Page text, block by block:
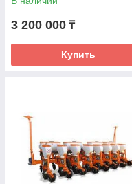
3 200 000 ₸
Купить